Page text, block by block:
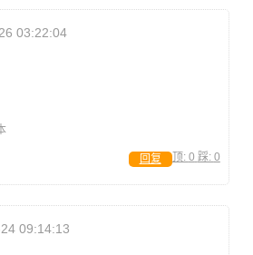
03:22:04
顶: 0 踩: 0
回复
09:14:13